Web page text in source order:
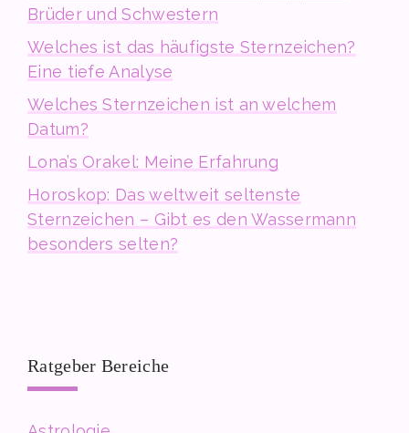
Brüder und Schwestern
Welches ist das häufigste Sternzeichen?
Eine tiefe Analyse
Welches Sternzeichen ist an welchem
Datum?
Lona’s Orakel: Meine Erfahrung
Horoskop: Das weltweit seltenste
Sternzeichen – Gibt es den Wassermann
besonders selten?
Ratgeber Bereiche